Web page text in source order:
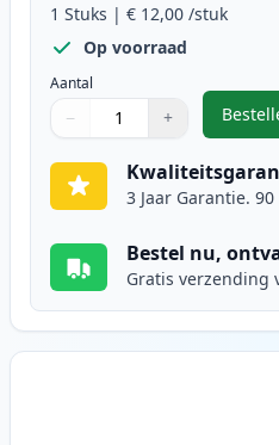
1 Stuks | € 12,00 /stuk
Op voorraad
Aantal
Gebruik de knoppen om aan
− +
1 ,
3 Jaar Garantie.
Bestel nu,
Gratis verzending